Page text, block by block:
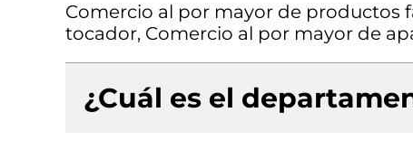
Comercio al por mayor de productos
tocador, Comercio al por mayor de
¿Cuál es el